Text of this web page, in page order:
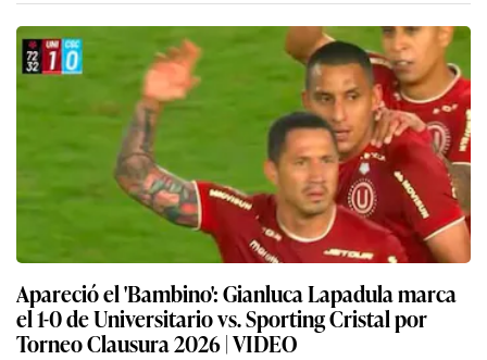
Apareció el 'Bambino': Gianluca Lapadula marca
el 1-0 de Universitario vs. Sporting Cristal por
Torneo Clausura 2026 | VIDEO